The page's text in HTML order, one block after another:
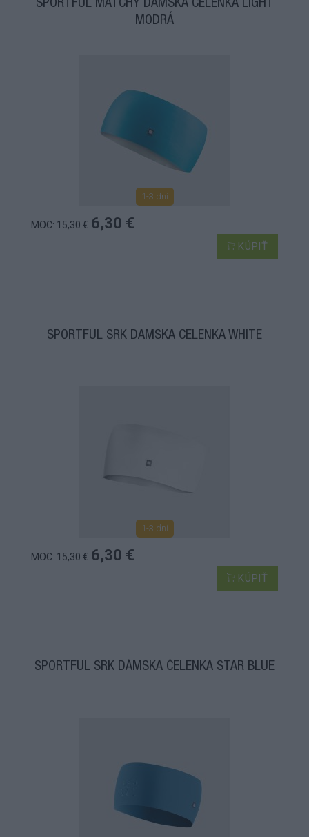
SPORTFUL MATCHY DÁMSKA ČELENKA LIGHT
MODRÁ
1-3 dní
MOC: 15,30 € 6,30 €
KÚPIŤ
SPORTFUL SRK DÁMSKA ČELENKA WHITE
1-3 dní
MOC: 15,30 € 6,30 €
KÚPIŤ
SPORTFUL SRK DÁMSKA ČELENKA STAR BLUE